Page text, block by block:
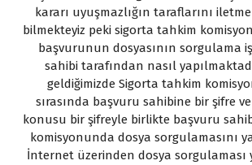
kararı uyuşmazlığın taraflarını
bilmekteyiz peki sigorta tahkim
başvurunun dosyasının sorgulama
sahibi tarafından nasıl
geldiğimizde Sigorta tahkim
sırasında başvuru sahibine bir şifre
konusu bir şifreyle birlikte başvuru
komisyonunda dosya sorgulamasını
İnternet üzerinden dosya sorgulaması